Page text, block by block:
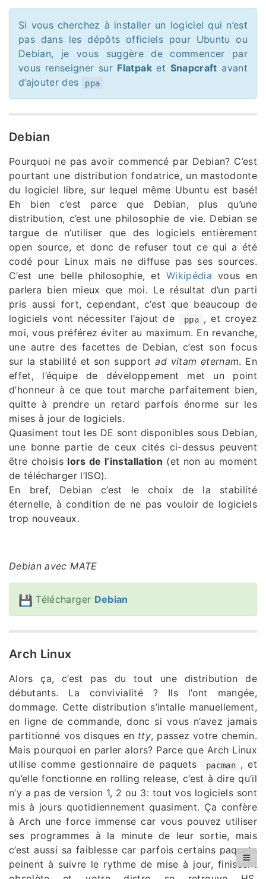
Si vous cherchez à installer un logiciel qui n’est
pas dans les dépôts officiels pour Ubuntu ou
Debian, je vous suggère de commencer par
vous renseigner sur Flatpaket Snapcraft avant
d’ajouter des
ppa
Debian
Pourquoi ne pas avoir commencé par Debian? C’est
pourtant une distribution fondatrice, un mastodonte
du logiciel libre, sur lequel même Ubuntu est basé!
Eh bien c’est parce que Debian, plus qu’une
distribution, c’est une philosophie de vie. Debian se
targue de n’utiliser que des logiciels entièrement
open source, et donc de refuser tout ce qui a été
codé pour Linux mais ne diffuse pas ses sources.
C’est une belle philosophie, et Wikipédia vous en
parlera bien mieux que moi. Le résultat d’un parti
pris aussi fort, cependant, c’est que beaucoup de
logiciels vont nécessiter l’ajout de
ppa , et croyez
moi, vous préférez éviter au maximum. En revanche,
une autre des facettes de Debian, c’est son focus
sur la stabilité et son supportad vitam eternam. En
effet, l’équipe de développement met un point
d’honneur à ce que tout marche parfaitement bien,
quitte à prendre un retard parfois énorme sur les
mises à jour de logiciels.
Quasiment tout les DE sont disponibles sous Debian,
une bonne partie de ceux cités ci-dessus peuvent
être choisis lors de l’installation (et non au moment
de télécharger l’ISO).
En bref, Debian c’est le choix de la stabilité
éternelle, à condition de ne pas vouloir de logiciels
trop nouveaux.
Debian avec MATE
Télécharger Debian
Arch Linux
Alors ça, c’est pas du tout une distribution de
débutants. La convivialité ? Ils l’ont mangée,
dommage. Cette distribution s’intalle manuellement,
en ligne de commande, donc si vous n’avez jamais
partitionné vos disques en tty, passez votre chemin.
Mais pourquoi en parler alors? Parce que Arch Linux
utilise comme gestionnaire de paquets
pacman , et
qu’elle fonctionne en rolling release, c’est à dire qu’il
n’y a pas de version 1, 2 ou 3: tout vos logiciels sont
mis à jours quotidiennement quasiment. Ça confère
à Arch une force immense car vous pouvez utiliser
ses programmes à la minute de leur sortie, mais
c’est aussi sa faiblesse car parfois certains paquets
peinent à suivre le rythme de mise à jour, finissent